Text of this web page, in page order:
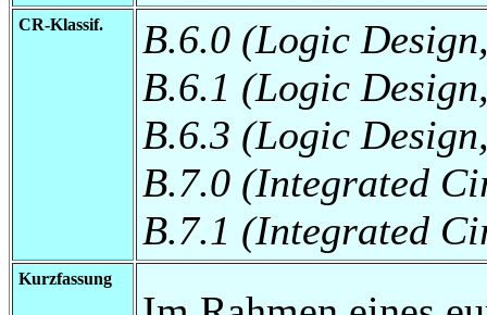
CR-Klassif.
B.6.0 (Logic
B.6.1 (Logic
B.6.3 (Logic
B.7.0 (Integrated
B.7.1 (Integrated
Kurzfassung